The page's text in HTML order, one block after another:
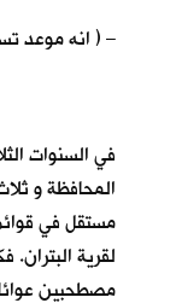
– ( انه موعد
في السنوات
المحافظة و
مستقل في
لقرية
مصطحبين